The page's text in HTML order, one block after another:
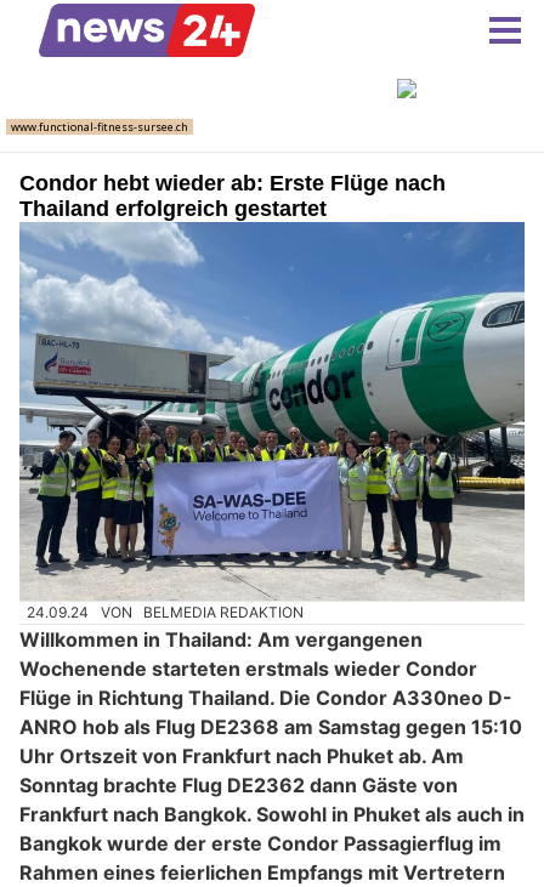
Condor hebt wieder ab: Erste Flüge nach
Thailand erfolgreich gestartet
24.09.24 VON BELMEDIA REDAKTION
Willkommen in Thailand: Am vergangenen
Wochenende starteten erstmals wieder Condor
Flüge in Richtung Thailand. Die Condor A330neo D-
ANRO hob als Flug DE2368 am Samstag gegen 15:10
Uhr Ortszeit von Frankfurt nach Phuket ab. Am
Sonntag brachte Flug DE2362 dann Gäste von
Frankfurt nach Bangkok. Sowohl in Phuket als auch in
Bangkok wurde der erste Condor Passagierflug im
Rahmen eines feierlichen Empfangs mit Vertretern